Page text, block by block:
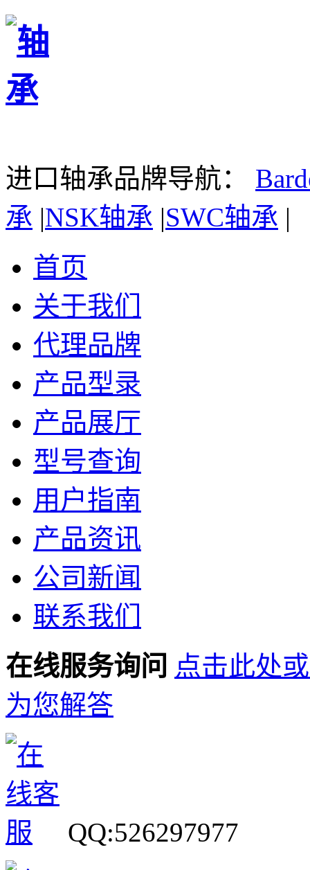
进口轴承品牌导航：
承 |NSK轴承 |SWC轴承 |
首页
关于我们
代理品牌
产品型录
产品展厅
型号查询
用户指南
产品资讯
公司新闻
联系我们
在线服务询问 点击此处
为您解答
QQ:526297977